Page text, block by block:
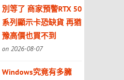
別等了 商家預警RTX 50
系列顯示卡恐缺貨 再猶
豫高價也買不到
on 2026-08-07
Windows究竟有多臃